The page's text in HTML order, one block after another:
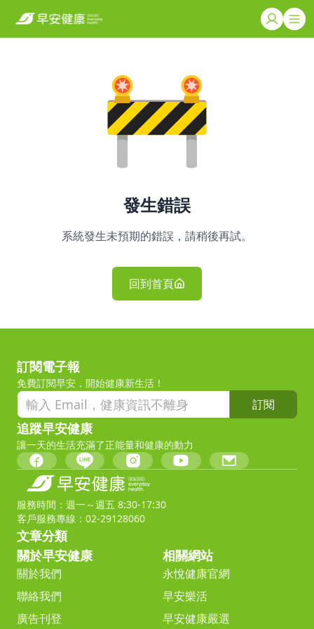
發生錯誤
系統發生未預期的錯誤，請稍後再試。
回到首頁
訂閱電子報
免費訂閱早安，開始健康新生活！
訂閱
追蹤早安健康
讓一天的生活充滿了正能量和健康的動力
服務時間：週一～週五 8:30-17:30
客戶服務專線：02-29128060
文章分類
關於早安健康
關於我們
聯絡我們
廣告刊登
相關網站
永悅健康官網
早安樂活
早安健康嚴選